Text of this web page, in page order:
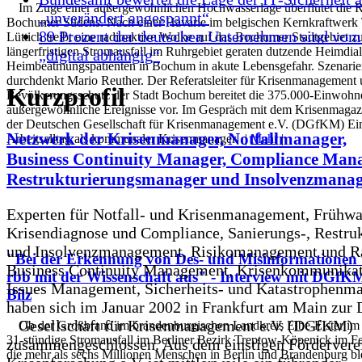
Im Zuge einer außergewöhnlichen Hochwasserlage überflutet die
Bochumer Südens. Nach einer Havarie im belgischen
Lüttich treibt eine radioaktive Wolke auf das Bochumer Stadtgebiet
längerfristigen Stromausfall im Ruhrgebiet geraten dutzende
Heimbeatmungspatienten in Bochum in akute Lebensgefahr.
durchdenkt Mario Reuther. Der Referatsleiter für Krisenmanagement
Bevölkerungsschutz der Stadt Bochum bereitet die 375.000-
außergewöhnliche Ereignisse vor. Im Gespräch mit dem
der Deutschen Gesellschaft für Krisenmanagement e.V. (DGfKM)
Arbeitsalltag als kommunaler Krisenmanager. |Mehr|
"Bei der Erkennung von Des- und Misinformationen
rbb mit der Wissenschaft aus" - Interview mit
Bilz
Ob der Großbrand im brandenburgischen Landkreis Elbe-Elster
31-stündige Stromausfall im Berliner Bezirk Treptow-Köpenick im
die mehr als sechs Millionen Menschen in Berlin und Brandenburg
„unverändert angespannt“
89 Prozent der deutschen Unternehmen sind
„digital abhängig“
Kurzprofil
Netzwerk der Krisenmanager, Notfallmanager,
Business Continuity Manager, Compliance
Restrukturierungsmanager und
Experten für Notfall- und Krisenmanagement,
Krisendiagnose und Compliance, Sanierungs-,
und Insolvenzmanagement, Risikomanagement und
Business Continuity Management,
Issues Management, Sicherheits- und
haben sich im Januar 2002 in Frankfurt am Main zur
Gesellschaft für Krisenmanagement e.V. (DGfKM)
zusammengeschlossen. Aus dem einstigen